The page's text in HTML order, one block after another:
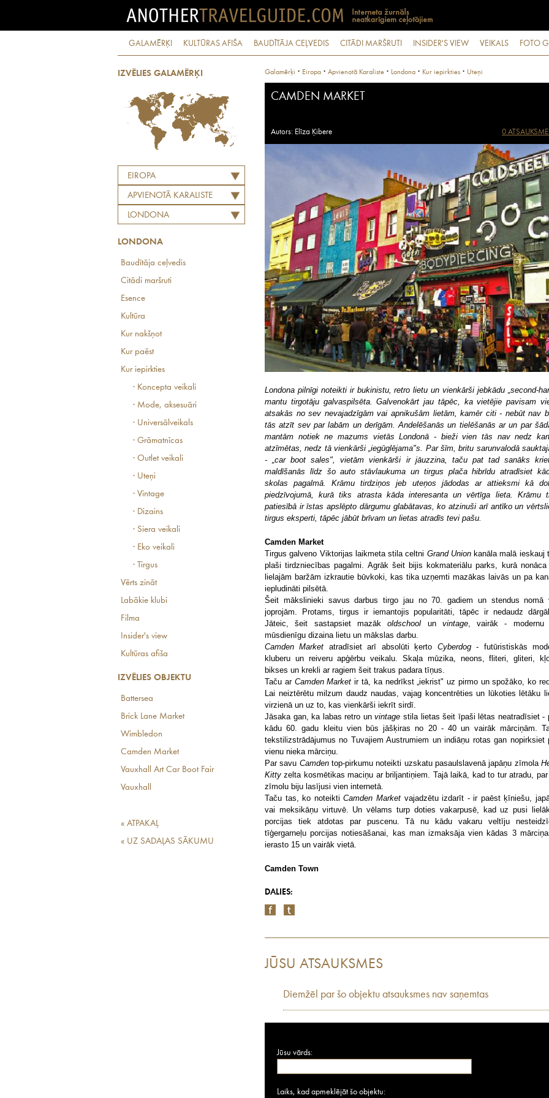
GALAMĒRĶI KULTŪRAS AFIŠA BAUDĪTĀJA CEĻVEDIS CITĀDI MARŠRUTI INSIDER'S VIEW VEIKALS FOTO
IZVĒLIES GALAMĒRĶI
EIROPA
APVIENOTĀ KARALISTE
LONDONA
LONDONA
Baudītāja ceļvedis
Citādi maršruti
Esence
Kultūra
Kur nakšņot
Kur paēst
Kur iepirkties
· Koncepta veikali
· Mode, aksesuāri
· Universālveikals
· Grāmatnīcas
· Outlet veikali
· Uteņi
· Vintage
· Dizains
· Siera veikali
· Eko veikali
· Tirgus
Vērts zināt
Labākie klubi
Filma
Insider's view
Kultūras afiša
IZVĒLIES OBJEKTU
Battersea
Brick Lane Market
Wimbledon
Camden Market
Vauxhall Art Car Boot Fair
Vauxhall
« ATPAKAĻ
« UZ SADAĻAS SĀKUMU
Galamērķi · Eiropa · Apvienotā Karaliste · Londona · Kur iepirkties · Uteņi
CAMDEN MARKET
Autors: Elīza Ķibere 0
Londona pilnīgi noteikti ir bukinistu, retro lietu un vienkārši jebkādu „second-
mantu tirgotāju galvaspilsēta. Galvenokārt jau tāpēc, ka vietējie pavisam
atsakās no sev nevajadzīgām vai apnikušām lietām, kamēr citi - nebūt nav
tās atzīt sev par labām un derīgām. Andelēšanās un tielēšanās ar un par
mantām notiek ne mazums vietās Londonā - bieži vien tās nav nedz
atzīmētas, nedz tā vienkārši „iegūglējama"s. Par šīm, britu sarunvalodā
- „car boot sales", vietām vienkārši ir jāuzzina, taču pat tad sanāks
maldīšanās līdz šo auto stāvlaukuma un tirgus plača hibrīdu atradīsiet
skolas pagalmā. Krāmu tirdziņos jeb uteņos jādodas ar attieksmi kā
piedzīvojumā, kurā tiks atrasta kāda interesanta un vērtīga lieta. Krāmu
patiesībā ir īstas apslēpto dārgumu glabātavas, ko atzinuši arī antīko un
tirgus eksperti, tāpēc jābūt brīvam un lietas atradīs tevi pašu.
Camden Market
Tirgus galveno Viktorijas laikmeta stila celtni Grand Unionkanāla malā ieskauj
plaši tirdzniecības pagalmi. Agrāk šeit bijis kokmateriālu parks, kurā nonāca
lielajām baržām izkrautie būvkoki, kas tika uzņemti mazākas laivās un pa
iepludināti pilsētā.
Šeit mākslinieki savus darbus tirgo jau no 70. gadiem un stendus nomā
joprojām. Protams, tirgus ir iemantojis popularitāti, tāpēc ir nedaudz
Jāteic, šeit sastapsiet mazākoldschool un vintage, vairāk - modernu
mūsdienīgu dizaina lietu un mākslas darbu.
Camden Market atradīsiet arī absolūti ķerto Cyberdog- futūristiskās
kluberu un reiveru apģērbu veikalu. Skaļa mūzika, neons, fliteri, gliteri,
bikses un krekli ar ragiem šeit trakus padara tīņus.
Taču ar Camden Market ir tā, ka nedrīkst „iekrist" uz pirmo un spožāko, ko
Lai neiztērētu milzum daudz naudas, vajag koncentrēties un lūkoties lētāku
virzienā un uz to, kas vienkārši iekrīt sirdī.
Jāsaka gan, ka labas retro unvintage stila lietas šeit īpaši lētas neatradīsiet -
kādu 60. gadu kleitu vien būs jāšķiras no 20 - 40 un vairāk mārciņām.
tekstilizstrādājumus no Tuvajiem Austrumiem un indiāņu rotas gan nopirksiet
vienu nieka mārciņu.
Par savu Camdentop-pirkumu noteikti uzskatu pasaulslavenā japāņu zīmola
Kitty zelta kosmētikas maciņu ar briljantiņiem. Tajā laikā, kad to tur atradu,
zīmolu biju lasījusi vien internetā.
Taču tas, ko noteiktiCamden Marketvajadzētu izdarīt - ir paēst ķīniešu,
vai meksikāņu virtuvē. Un vēlams turp doties vakarpusē, kad uz pusi
porcijas tiek atdotas par puscenu. Tā nu kādu vakaru veltīju
tīģergarneļu porcijas notiesāšanai, kas man izmaksāja vien kādas 3
ierasto 15 un vairāk vietā.
Camden Town
DALIES:
JŪSU ATSAUKSMES
Diemžēl par šo objektu atsauksmes nav saņemtas
Jūsu vārds:
Laiks, kad apmeklējāt šo objektu: